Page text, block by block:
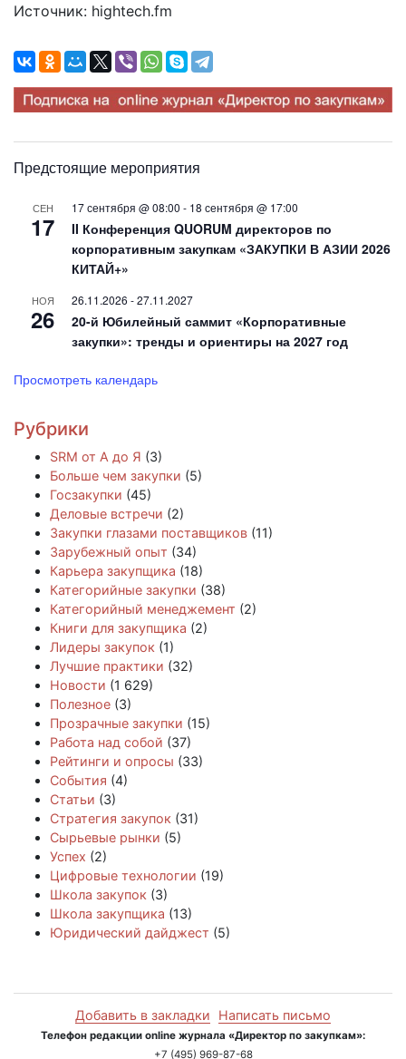
Источник: hightech.fm
Предстоящие мероприятия
СЕН
17
17 сентября @ 08:00 - 18 сентября @ 17:00
II Конференция QUORUM директоров по
корпоративным закупкам «ЗАКУПКИ В АЗИИ 2026
КИТАЙ+»
НОЯ
26
26.11.2026 -27.11.2027
20-й Юбилейный саммит «Корпоративные
закупки»: тренды и ориентиры на 2027 год
Просмотреть календарь
Рубрики
SRM от А до Я (3)
Больше чем закупки (5)
Госзакупки (45)
Деловые встречи (2)
Закупки глазами поставщиков (11)
Зарубежный опыт (34)
Карьера закупщика (18)
Категорийные закупки (38)
Категорийный менеджемент (2)
Книги для закупщика (2)
Лидеры закупок (1)
Лучшие практики (32)
Новости (1 629)
Полезное (3)
Прозрачные закупки (15)
Работа над собой (37)
Рейтинги и опросы (33)
События (4)
Статьи (3)
Стратегия закупок (31)
Сырьевые рынки (5)
Успех (2)
Цифровые технологии (19)
Школа закупок (3)
Школа закупщика (13)
Юридический дайджест (5)
Добавить в закладки Написать письмо
Телефон редакции online журнала «Директор по закупкам»:
+7 (495) 969-87-68